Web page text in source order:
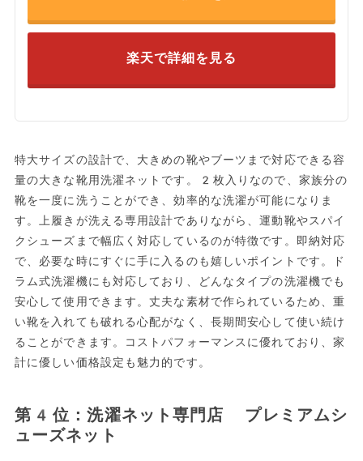
楽天で詳細を見る
特大サイズの設計で、大きめの靴やブーツまで対応できる容
量の大きな靴用洗濯ネットです。2枚入りなので、家族分の
靴を一度に洗うことができ、効率的な洗濯が可能になりま
す。上履きが洗える専用設計でありながら、運動靴やスパイ
クシューズまで幅広く対応しているのが特徴です。即納対応
で、必要な時にすぐに手に入るのも嬉しいポイントです。ド
ラム式洗濯機にも対応しており、どんなタイプの洗濯機でも
安心して使用できます。丈夫な素材で作られているため、重
い靴を入れても破れる心配がなく、長期間安心して使い続け
ることができます。コストパフォーマンスに優れており、家
計に優しい価格設定も魅力的です。
第4位：洗濯ネット専門店 プレミアムシ
ューズネット